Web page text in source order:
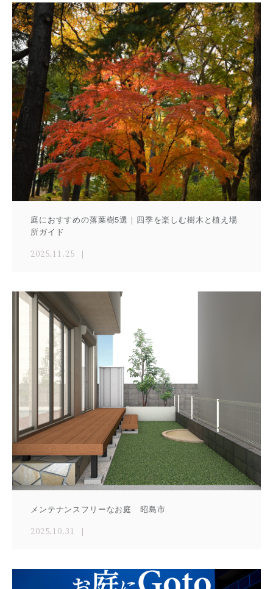
庭におすすめの落葉樹5選｜四季を楽しむ樹木と植え場
所ガイド
2025.11.25
メンテナンスフリーなお庭 昭島市
2025.10.31